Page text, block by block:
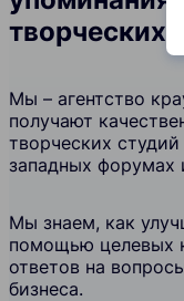
творческих
Мы – агентство
получают
творческих
западных форумах
Мы знаем, как
помощью целевых
ответов на
бизнеса.